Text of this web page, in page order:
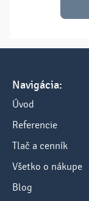
Navigácia:
Úvod
Referencie
Tlač a cenník
Všetko o nákupe
Blog